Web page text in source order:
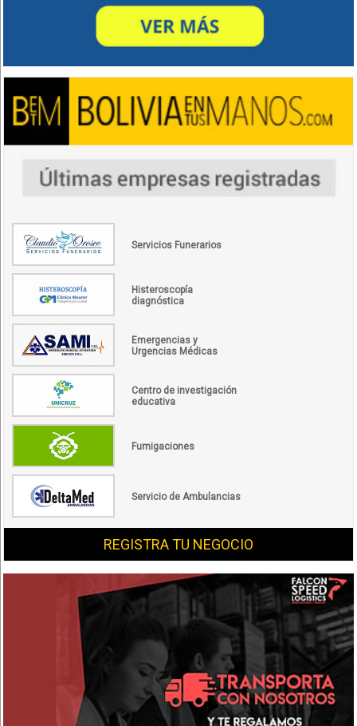
Servicios Funerarios
Histeroscopía
diagnóstica
Emergencias y
Urgencias Médicas
Centro de investigación
educativa
Fumigaciones
Servicio de Ambulancias
REGISTRA TU NEGOCIO